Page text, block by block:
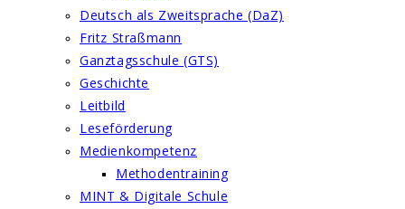
Deutsch als Zweitsprache (DaZ)
Fritz Straßmann
Ganztagsschule (GTS)
Geschichte
Leitbild
Leseförderung
Medienkompetenz
Methodentraining
MINT & Digitale Schule